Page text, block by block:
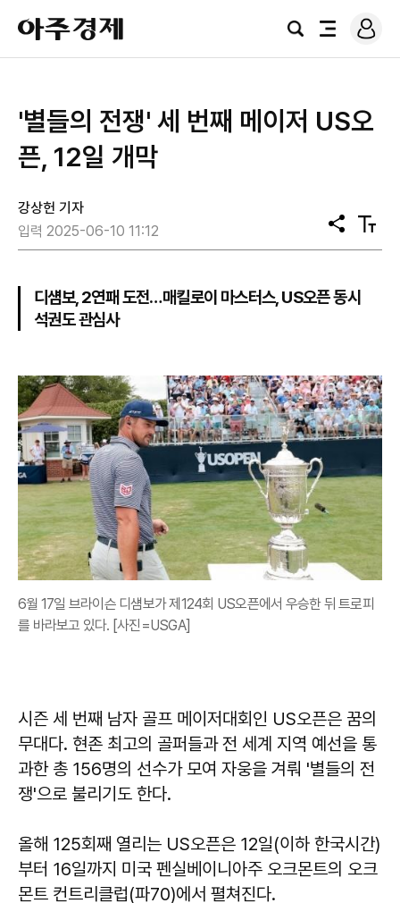
아
주
경
검
전
로
그
'별들의 전쟁' 세 번째 메이저 US오
픈, 12일 개막
강상헌 기자
입력 2025-06-10 11:12
공
유
텍
스
디섐보, 2연패 도전…매킬로이 마스터스, US오픈 동시
석권도 관심사
6월 17일 브라이슨 디섐보가 제124회 US오픈에서 우승한 뒤 트로피
를 바라보고 있다. [사진=USGA]
시즌 세 번째 남자 골프 메이저대회인 US오픈은 꿈의
무대다. 현존 최고의 골퍼들과 전 세계 지역 예선을 통
과한 총 156명의 선수가 모여 자웅을 겨뤄 '별들의 전
쟁'으로 불리기도 한다.
올해 125회째 열리는 US오픈은 12일(이하 한국시간)
부터 16일까지 미국 펜실베이니아주 오크몬트의 오크
몬트 컨트리클럽(파70)에서 펼쳐진다.